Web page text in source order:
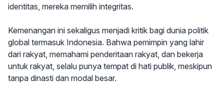
identitas, mereka memilih integritas.
Kemenangan ini sekaligus menjadi kritik bagi dunia politik
global termasuk Indonesia. Bahwa pemimpin yang lahir
dari rakyat, memahami penderitaan rakyat, dan bekerja
untuk rakyat, selalu punya tempat di hati publik, meskipun
tanpa dinasti dan modal besar.